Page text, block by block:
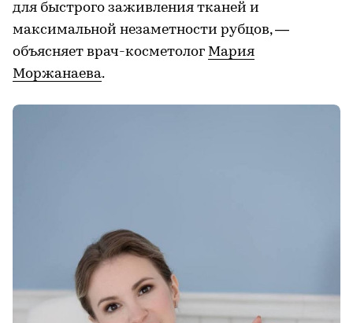
для быстрого заживления тканей и
максимальной незаметности рубцов, —
объясняет врач-косметолог Мария
Моржанаева.